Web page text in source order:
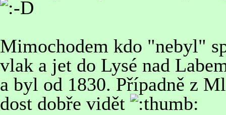
Mimochodem kdo "nebyl"
vlak a jet do Lysé nad
a byl od 1830. Případně z
dost dobře vidět